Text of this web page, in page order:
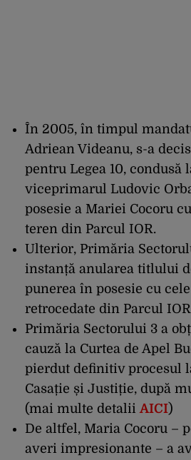
În 2005, în timpul
Adriean Videanu, s-a
pentru Legea 10, condusă
viceprimarul Ludovic
posesie a Mariei Cocoru
teren din Parcul IOR.
Ulterior, Primăria
instanță anularea titlului
punerea în posesie cu
retrocedate din Parcul
Primăria Sectorului 3 a
cauză la Curtea de Apel
pierdut definitiv procesul
Casație și Justiție, după
(mai multe detaliiAICI)
De altfel, Maria Cocoru –
averi impresionante – a